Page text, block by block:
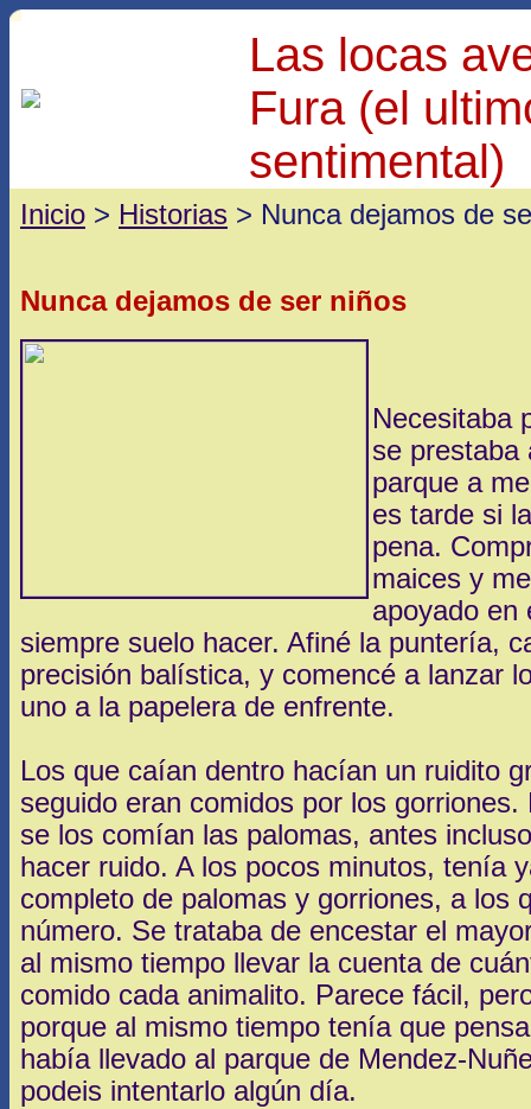
Las locas
Fura (el
sentimental)
Inicio > Historias > Nunca dejamos de
Nunca dejamos de ser niños
Necesitaba
se prestaba
parque a
es tarde si
pena.
maices y
apoyado en
siempre suelo hacer. Afiné la puntería,
precisión balística, y comencé a lanzar
uno a la papelera de enfrente.
Los que caían dentro hacían un ruidito
seguido eran comidos por los
se los comían las palomas, antes
hacer ruido. A los pocos minutos, tenía
completo de palomas y gorriones, a los
número. Se trataba de encestar el
al mismo tiempo llevar la cuenta de
comido cada animalito. Parece fácil,
porque al mismo tiempo tenía que
había llevado al parque de Mendez-
podeis intentarlo algún día.